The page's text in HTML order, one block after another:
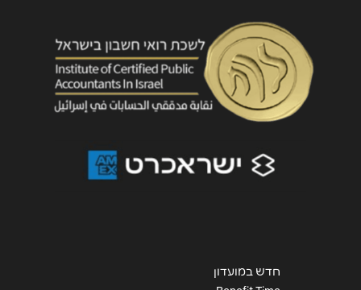
שליחה
חדש במועדון